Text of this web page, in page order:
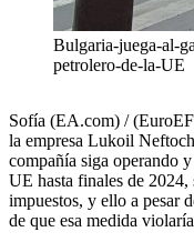
Bulgaria-juega-al-
petrolero-de-la-UE
Sofía (EA.com) /
la empresa Lukoil
compañía siga operando
UE hasta finales de 2024,
impuestos, y ello a pesar
de que esa medida